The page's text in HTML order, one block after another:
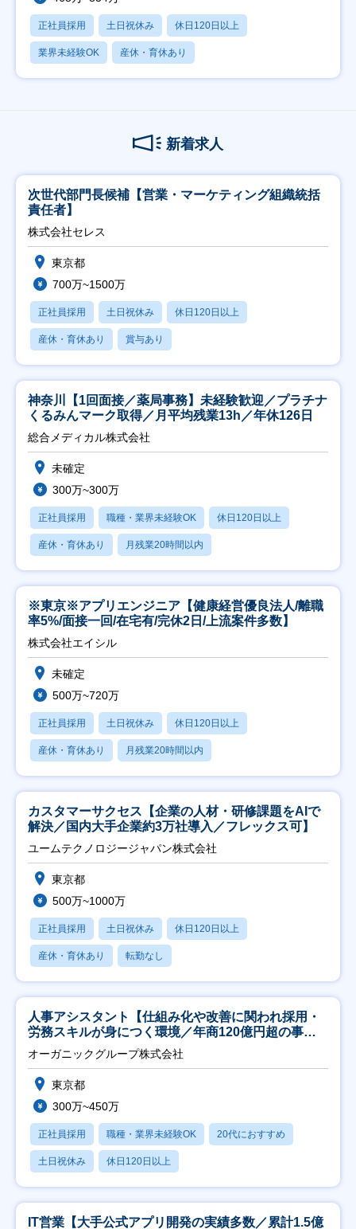
正社員採用 土日祝休み 休日120日以上
業界未経験OK 産休・育休あり
新着求人
次世代部門長候補【営業・マーケティング組織統括
責任者】
株式会社セレス
東京都
700万~1500万
正社員採用 土日祝休み 休日120日以上
産休・育休あり 賞与あり
神奈川【1回面接／薬局事務】未経験歓迎／プラチナ
くるみんマーク取得／月平均残業13h／年休126日
総合メディカル株式会社
未確定
300万~300万
正社員採用 職種・業界未経験OK 休日120日以上
産休・育休あり 月残業20時間以内
※東京※アプリエンジニア【健康経営優良法人/離職
率5%/面接一回/在宅有/完休2日/上流案件多数】
株式会社エイシル
未確定
500万~720万
正社員採用 土日祝休み 休日120日以上
産休・育休あり 月残業20時間以内
カスタマーサクセス【企業の人材・研修課題をAIで
解決／国内大手企業約3万社導入／フレックス可】
ユームテクノロジージャパン株式会社
東京都
500万~1000万
正社員採用 土日祝休み 休日120日以上
産休・育休あり 転勤なし
人事アシスタント【仕組み化や改善に関われ採用・
労務スキルが身につく環境／年商120億円超の事業
会社】
オーガニックグループ株式会社
東京都
300万~450万
正社員採用 職種・業界未経験OK 20代におすすめ
土日祝休み 休日120日以上
IT営業【大手公式アプリ開発の実績多数／累計1.5億